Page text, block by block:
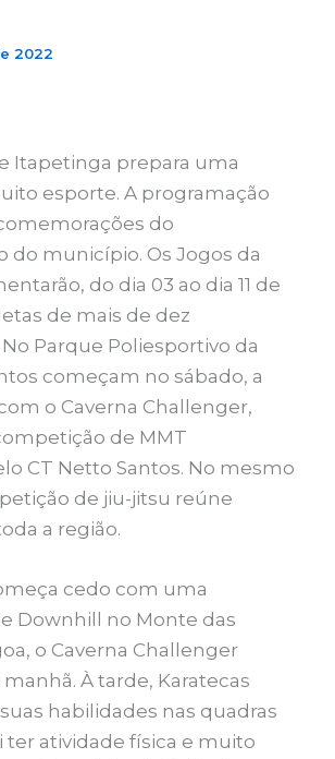
2022
Itapetinga prepara uma
esporte. A programação
do
do município. Os Jogos da
do dia 03 ao dia 11 de
de mais de dez
Parque Poliesportivo da
começam no sábado, a
o Caverna Challenger,
de MMT
CT Netto Santos. No mesmo
de jiu-jitsu reúne
a região.
cedo com uma
Downhill no Monte das
o Caverna Challenger
À tarde, Karatecas
habilidades nas quadras
ter atividade física e muito